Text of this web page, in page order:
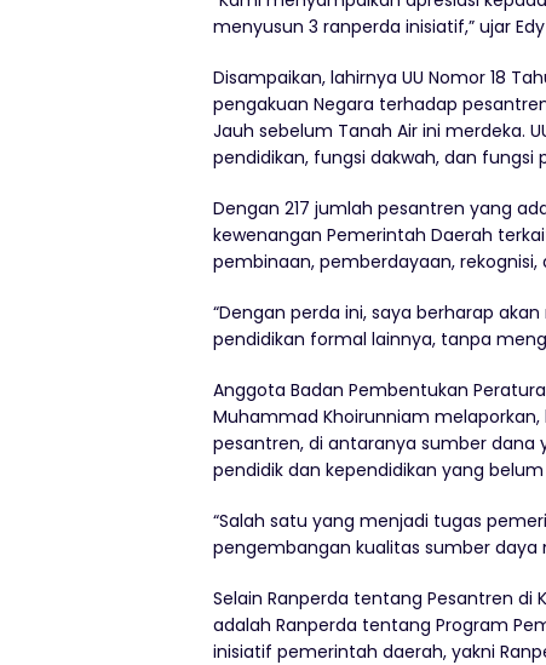
menyusun 3 ranperda inisiatif,” ujar
Disampaikan, lahirnya UU Nomor 18
pengakuan Negara terhadap
Jauh sebelum Tanah Air ini merdeka.
pendidikan, fungsi dakwah, dan
Dengan 217 jumlah pesantren yang
kewenangan Pemerintah Daerah
pembinaan, pemberdayaan,
“Dengan perda ini, saya berharap
pendidikan formal lainnya, tanpa
Anggota Badan Pembentukan
Muhammad Khoirunniam
pesantren, di antaranya sumber
pendidik dan kependidikan yang
“Salah satu yang menjadi tugas
pengembangan kualitas sumber daya
Selain Ranperda tentang Pesantren di
adalah Ranperda tentang Program
inisiatif pemerintah daerah, yakni